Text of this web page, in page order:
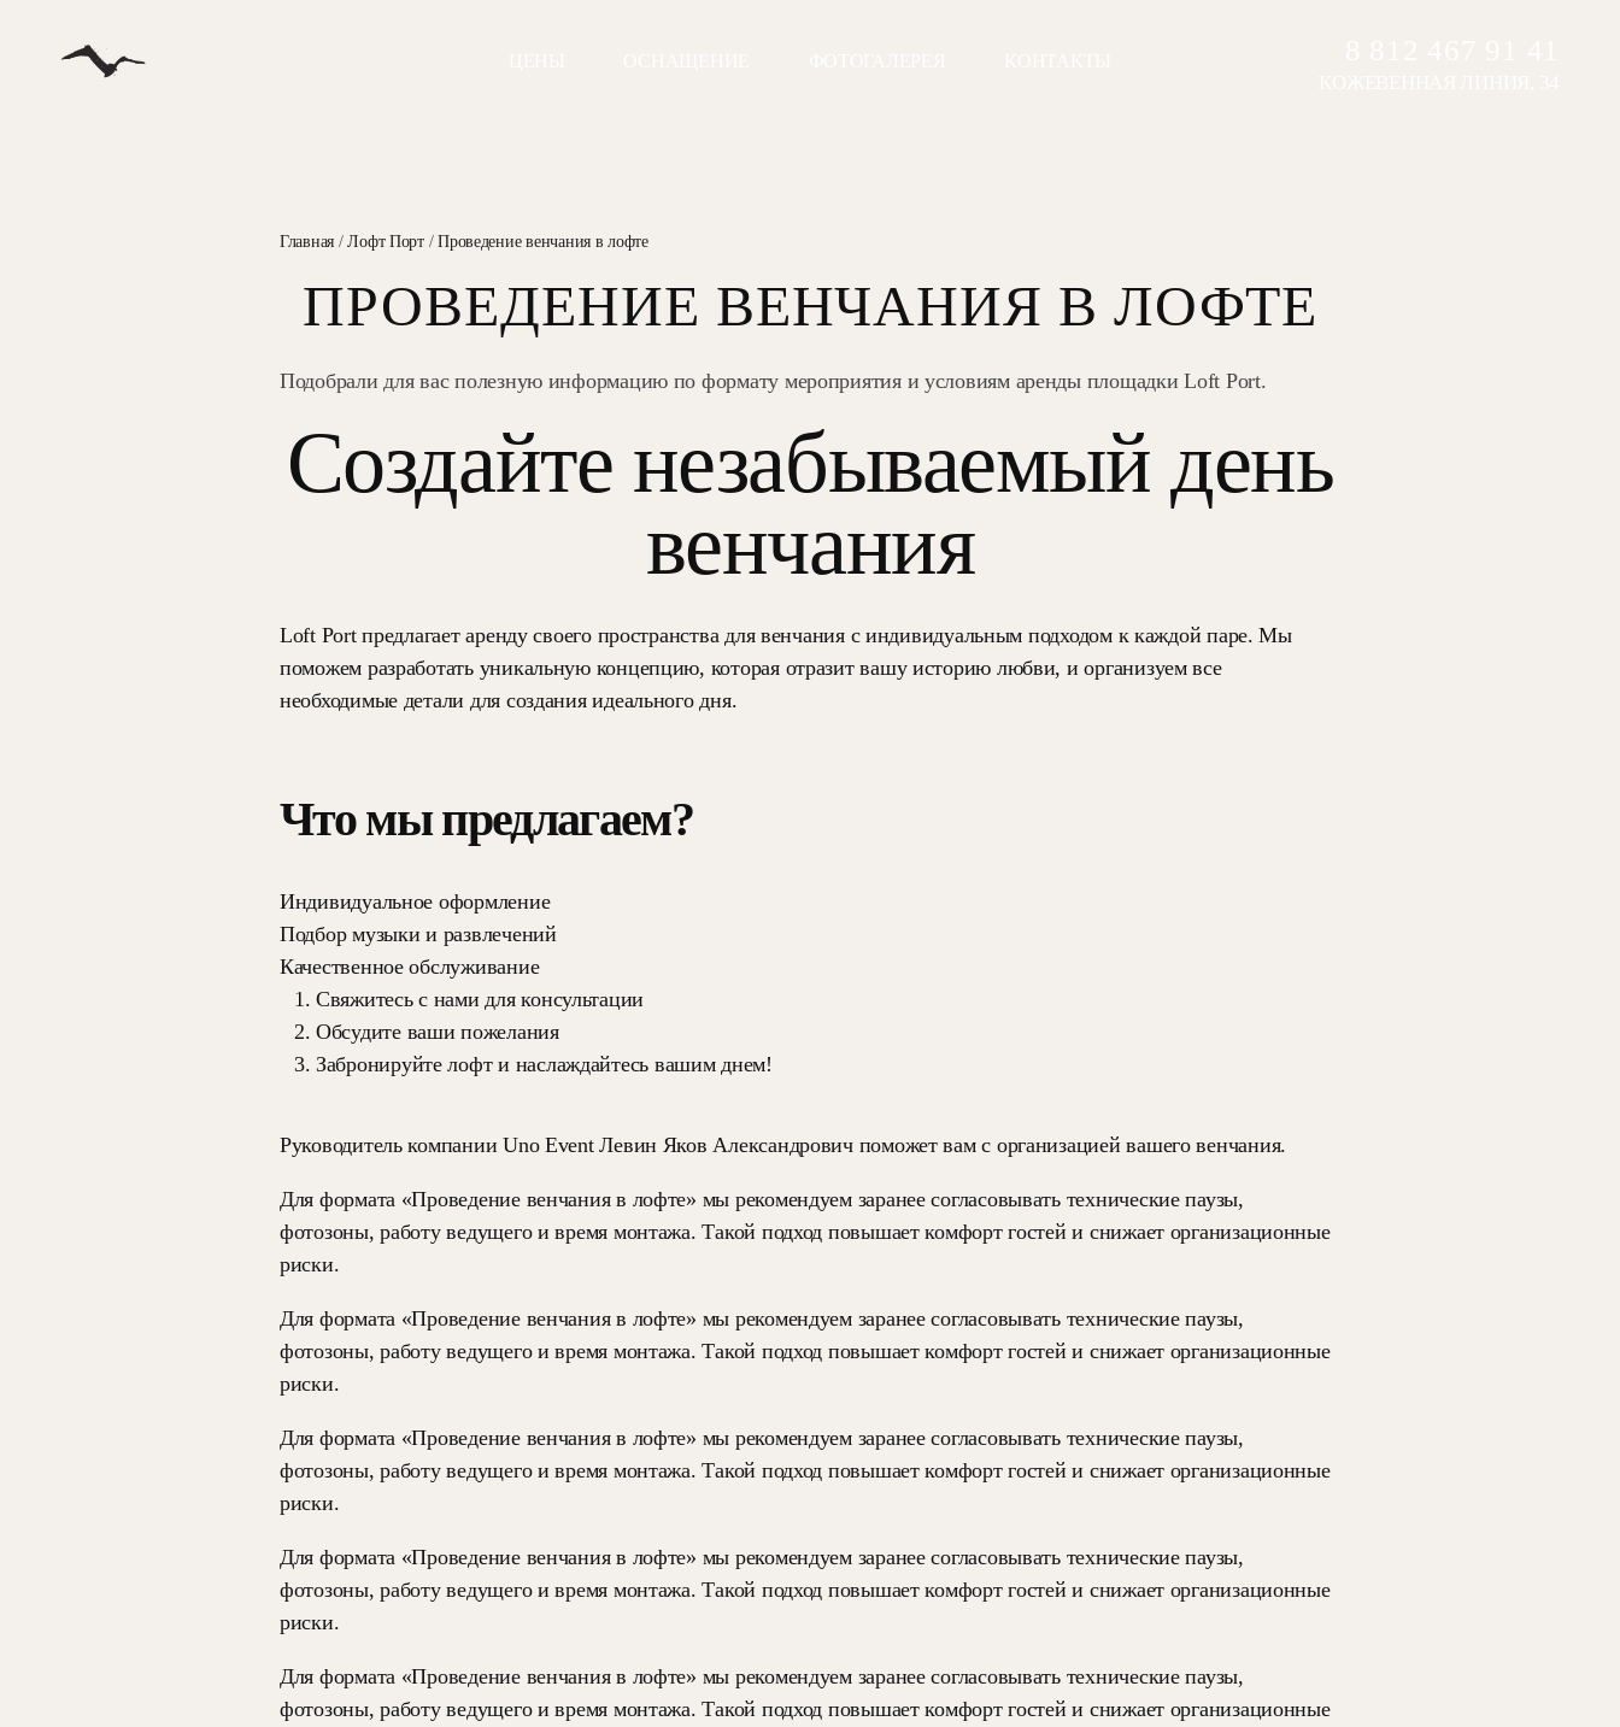
Главная /Лофт Порт/Проведение венчания в лофте
ПРОВЕДЕНИЕ ВЕНЧАНИЯ В ЛОФТЕ
Подобрали для вас полезную информацию по формату мероприятия и условиям аренды площадки Loft Port.
Создайте незабываемый день
венчания
Loft Port предлагает аренду своего пространства для венчания с индивидуальным подходом к каждой паре. Мы
поможем разработать уникальную концепцию, которая отразит вашу историю любви, и организуем все
необходимые детали для создания идеального дня.
Что мы предлагаем?
Индивидуальное оформление
Подбор музыки и развлечений
Качественное обслуживание
Свяжитесь с нами для консультации
Обсудите ваши пожелания
Забронируйте лофт и наслаждайтесь вашим днем!
Руководитель компании Uno Event Левин Яков Александрович поможет вам с организацией вашего венчания.
Для формата «Проведение венчания в лофте» мы рекомендуем заранее согласовывать технические паузы,
фотозоны, работу ведущего и время монтажа. Такой подход повышает комфорт гостей и снижает организационные
риски.
Для формата «Проведение венчания в лофте» мы рекомендуем заранее согласовывать технические паузы,
фотозоны, работу ведущего и время монтажа. Такой подход повышает комфорт гостей и снижает организационные
риски.
Для формата «Проведение венчания в лофте» мы рекомендуем заранее согласовывать технические паузы,
фотозоны, работу ведущего и время монтажа. Такой подход повышает комфорт гостей и снижает организационные
риски.
Для формата «Проведение венчания в лофте» мы рекомендуем заранее согласовывать технические паузы,
фотозоны, работу ведущего и время монтажа. Такой подход повышает комфорт гостей и снижает организационные
риски.
Для формата «Проведение венчания в лофте» мы рекомендуем заранее согласовывать технические паузы,
фотозоны, работу ведущего и время монтажа. Такой подход повышает комфорт гостей и снижает организационные